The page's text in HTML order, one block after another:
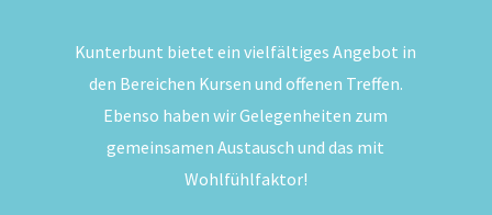
Kunterbunt bietet ein vielfältiges Angebot in
den Bereichen Kursen und offenen Treffen.
Ebenso haben wir Gelegenheiten zum
gemeinsamen Austausch und das mit
Wohlfühlfaktor!